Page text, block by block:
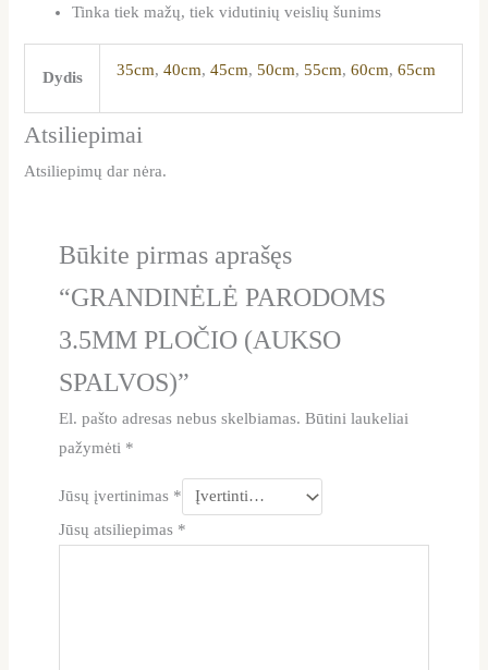
Tinka tiek mažų, tiek vidutinių veislių šunims
Dydis 35cm,40cm,45cm,50cm,55cm,60cm,65cm
Atsiliepimai
Atsiliepimų dar nėra.
Būkite pirmas aprašęs
“GRANDINĖLĖ PARODOMS
3.5MM PLOČIO (AUKSO
SPALVOS)”
El. pašto adresas nebus skelbiamas. Būtini laukeliai
pažymėti *
Jūsų įvertinimas *
Jūsų atsiliepimas *